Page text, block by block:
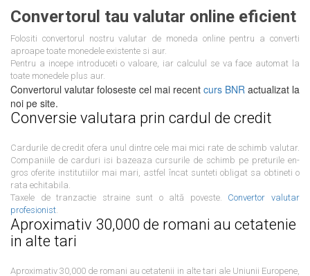
Convertorul tau valutar online eficient
Folositi convertorul nostru valutar de moneda online pentru a converti
aproape toate monedele existente si aur.
Pentru a incepe introduceti o valoare, iar calculul se va face automat la
toate monedele plus aur.
Convertorul valutar foloseste cel mai recent curs BNR actualizat la
noi pe site.
Conversie valutara prin cardul de credit
Cardurile de credit ofera unul dintre cele mai mici rate de schimb valutar.
Companiile de carduri isi bazeaza cursurile de schimb pe preturile en-
gros oferite institutiilor mai mari, astfel încat sunteti obligat sa obtineti o
rata echitabila.
Taxele de tranzactie straine sunt o altă poveste. Convertor valutar
profesionist.
Aproximativ 30,000 de romani au cetatenie
in alte tari
Aproximativ 30,000 de romani au cetatenii in alte tari ale Uniunii Europene,